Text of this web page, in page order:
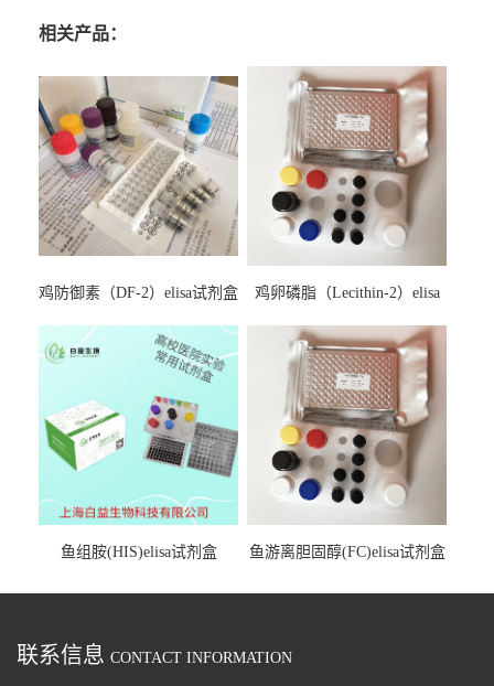
相关产品：
鸡防御素（DF-2）elisa试剂盒
鸡卵磷脂（Lecithin-2）elisa
鱼组胺(HIS)elisa试剂盒 鱼游离胆固醇(FC)elisa试剂盒
联系信息 CONTACT INFORMATION